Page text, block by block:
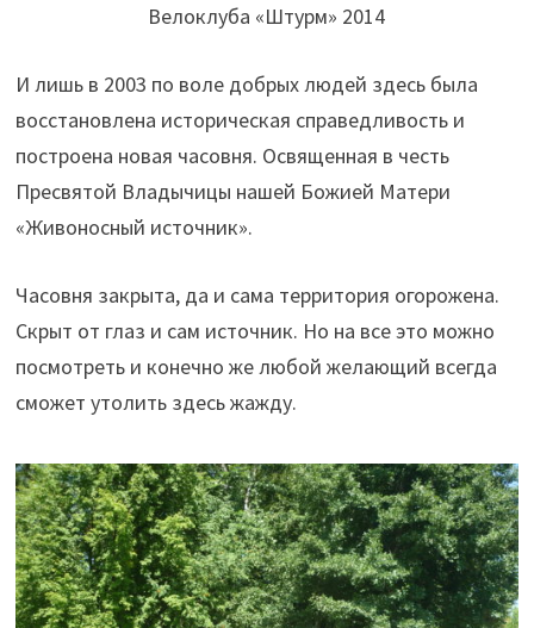
Велоклуба «Штурм» 2014
И лишь в 2003 по воле добрых людей здесь была
восстановлена историческая справедливость и
построена новая часовня. Освященная в честь
Пресвятой Владычицы нашей Божией Матери
«Живоносный источник».
Часовня закрыта, да и сама территория огорожена.
Скрыт от глаз и сам источник. Но на все это можно
посмотреть и конечно же любой желающий всегда
сможет утолить здесь жажду.